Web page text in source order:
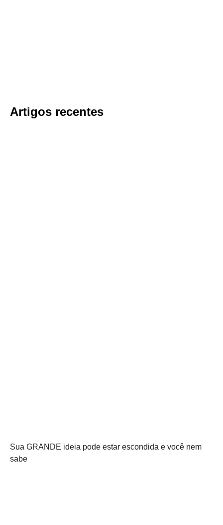
Artigos recentes
Sua GRANDE ideia pode estar escondida e você nem
sabe